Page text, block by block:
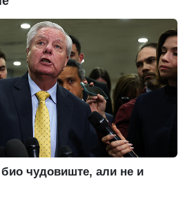
био чудовиште, али не и